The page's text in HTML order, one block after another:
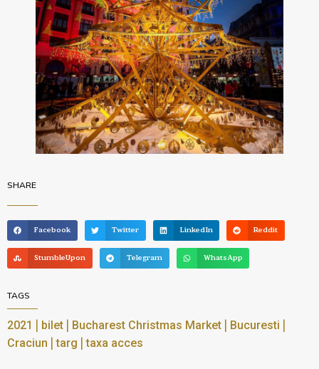
SHARE
Facebook Twitter LinkedIn Reddit
StumbleUpon Telegram WhatsApp
TAGS
2021 bilet Bucharest Christmas Market Bucuresti
Craciun |targ |taxa acces